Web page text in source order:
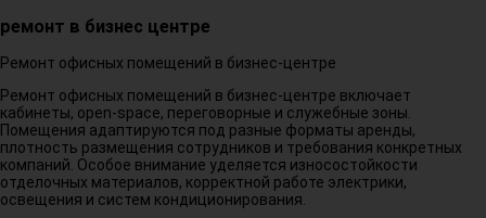
ремонт в бизнес центре
Ремонт офисных помещений в бизнес-центре
Ремонт офисных помещений в бизнес-центре включает
кабинеты, open-space, переговорные и служебные зоны.
Помещения адаптируются под разные форматы аренды,
плотность размещения сотрудников и требования конкретных
компаний. Особое внимание уделяется износостойкости
отделочных материалов, корректной работе электрики,
освещения и систем кондиционирования.